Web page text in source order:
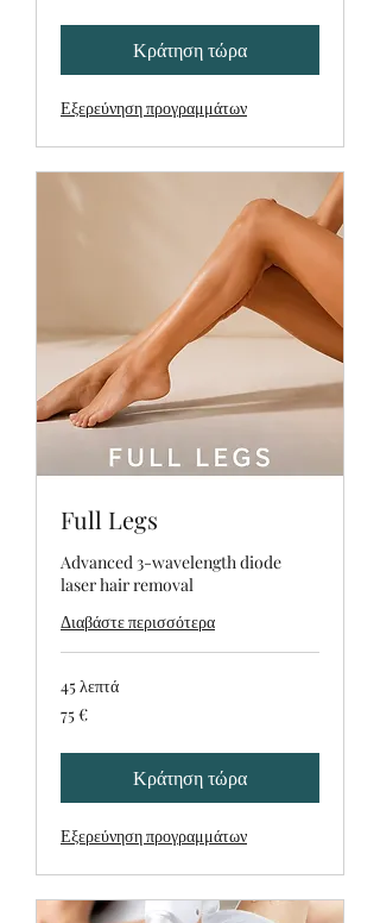
Κράτηση τώρα
Εξερεύνηση προγραμμάτων
Full Legs
Advanced 3-wavelength diode
laser hair removal
Διαβάστε περισσότερα
45 λεπτά
ευρώ
75 €
Κράτηση τώρα
Εξερεύνηση προγραμμάτων